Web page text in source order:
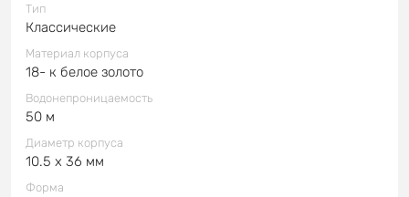
Тип
Классические
Материал корпуса
18- к белое золото
Водонепроницаемость
50 м
Диаметр корпуса
10.5 x 36 мм
Форма